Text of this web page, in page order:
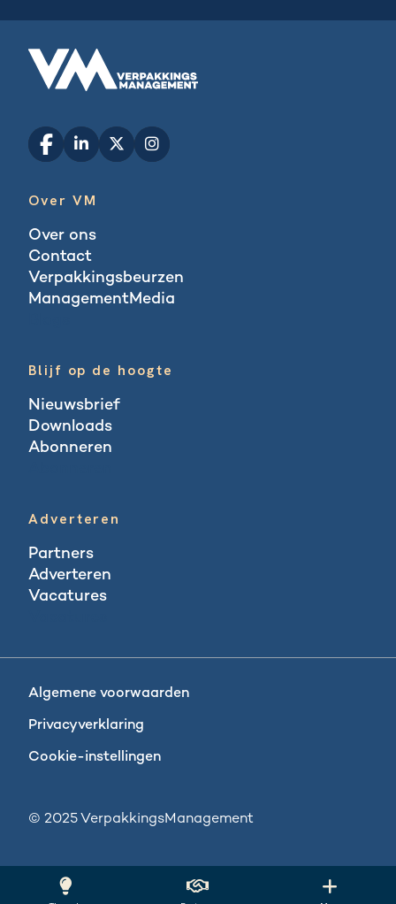
Over VM
Over ons
Contact
Verpakkingsbeurzen
ManagementMedia
Blijf op de hoogte
Nieuwsbrief
Downloads
Abonneren
Adverteren
Partners
Adverteren
Vacatures
Algemene voorwaarden
Privacyverklaring
Cookie-instellingen
© 2025 VerpakkingsManagement